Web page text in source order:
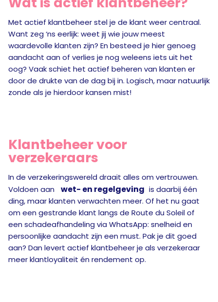
Met actief klantbeheer stel je de klant weer centraal.
Want zeg ‘ns eerlijk: weet jij wie jouw meest
waardevolle klanten zijn? En besteed je hier genoeg
aandacht aan of verlies je nog weleens iets uit het
oog? Vaak schiet het actief beheren van klanten er
door de drukte van de dag bij in. Logisch, maar natuurlijk
zonde als je hierdoor kansen mist!
Klantbeheer voor
verzekeraars
In de verzekeringswereld draait alles om vertrouwen.
Voldoen aan
wet- en regelgeving is daarbij één
ding, maar klanten verwachten meer. Of het nu gaat
om een gestrande klant langs de Route du Soleil of
een schadeafhandeling via WhatsApp: snelheid en
persoonlijke aandacht zijn een must. Pak je dit goed
aan? Dan levert actief klantbeheer je als verzekeraar
meer klantloyaliteit én rendement op.